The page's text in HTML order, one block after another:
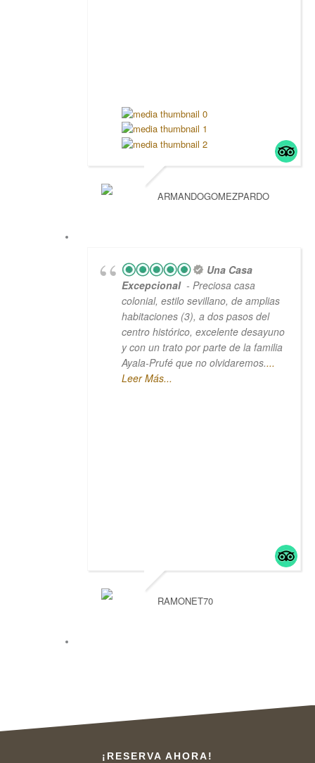
ARMANDOGOMEZPARDO
Una Casa
Excepcional - Preciosa casa
colonial, estilo sevillano, de amplias
habitaciones (3), a dos pasos del
centro histórico, excelente desayuno
y con un trato por parte de la familia
Ayala-Prufé que no olvidaremos....
Leer Más...
RAMONET70
¡RESERVA AHORA!